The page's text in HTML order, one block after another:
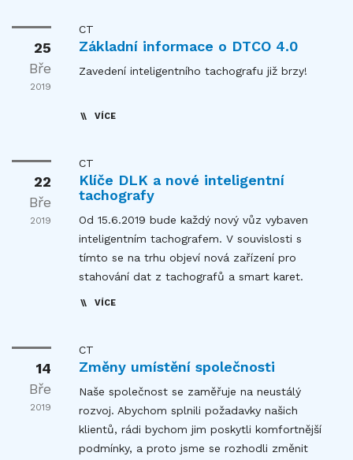
25
Bře
2019
CT
Základní informace o DTCO 4.0
Zavedení inteligentního tachografu již brzy!
VÍCE
22
Bře
2019
CT
Klíče DLK a nové inteligentní
tachografy
Od 15.6.2019 bude každý nový vůz vybaven
inteligentním tachografem. V souvislosti s
tímto se na trhu objeví nová zařízení pro
stahování dat z tachografů a smart karet.
VÍCE
14
Bře
2019
CT
Změny umístění společnosti
Naše společnost se zaměřuje na neustálý
rozvoj. Abychom splnili požadavky našich
klientů, rádi bychom jim poskytli komfortnější
podmínky, a proto jsme se rozhodli změnit